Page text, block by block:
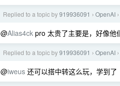
Replied to a topic by919936091 › OpenAI ›
@Alias4ck pro 太贵了主要是，好像
Replied to a topic by919936091 › OpenAI ›
@iweus 还可以搭中转这么玩，学到了